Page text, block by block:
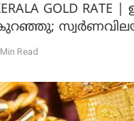
GOLD
Read